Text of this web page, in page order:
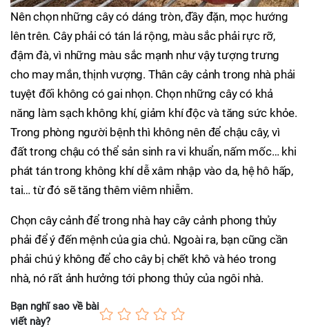
Nên chọn những cây có dáng tròn, đầy đặn, mọc hướng
lên trên. Cây phải có tán lá rộng, màu sắc phải rực rỡ,
đậm đà, vì những màu sắc mạnh như vậy tượng trưng
cho may mắn, thịnh vượng. Thân cây cảnh trong nhà phải
tuyệt đối không có gai nhọn. Chọn những cây có khả
năng làm sạch không khí, giảm khí độc và tăng sức khỏe.
Trong phòng người bệnh thì không nên để chậu cây, vì
đất trong chậu có thể sản sinh ra vi khuẩn, nấm mốc… khi
phát tán trong không khí dễ xâm nhập vào da, hệ hô hấp,
tai… từ đó sẽ tăng thêm viêm nhiễm.
Chọn cây cảnh để trong nhà hay cây cảnh phong thủy
phải để ý đến mệnh của gia chủ. Ngoài ra, bạn cũng cần
phải chú ý không để cho cây bị chết khô và héo trong
nhà, nó rất ảnh hưởng tới phong thủy của ngôi nhà.
Bạn nghĩ sao về bài
viết này?